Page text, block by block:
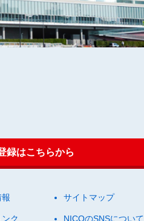
録はこちらから
報 サイトマップ
ク NICOのSNSについて